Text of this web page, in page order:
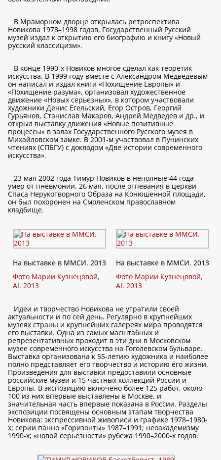
В Мраморном дворце открылась ретроспектива
Новикова 1978–1998 годов, Государственный Русский
музей издал к открытию его биографию и книгу «Новый
русский классицизм».
В конце 1990-х Новиков многое сделал как теоретик
искусства. В 1999 году вместе с Александром Медведевым
он написал и издал книги «Похищение Европы» и
«Похищение разума», организовал художественное
движение «Новых серьезных», в котором участвовали
художники Денис Егельский, Егор Остров, Георгий
Гурьянов, Станислав Макаров, Андрей Медведев и др., и
открыл выставку движения «Новые позитивные
процессы» в залах Государственного Русского музея в
Михайловском замке. В 2001-м участвовал в Пунинских
чтениях (СПБГУ) с докладом «Две истории современного
искусства».
23 мая 2002 года Тимур Новиков в неполные 44 года
умер от пневмонии. 26 мая, после отпевания в церкви
Спаса Нерукотворного Образа на Конюшенной площади,
он был похоронен на Смоленском православном
кладбище.
На выставке в ММСИ. 2013
Фото Марии Кузнецовой,
AI. 2013
На выставке в ММСИ. 2013
Фото Марии Кузнецовой,
AI. 2013
Идеи и творчество Новикова не утратили своей
актуальности и по сей день. Регулярно в крупнейших
музеях страны и крупнейших галереях мира проводятся
его выставки. Одна из самых масштабных и
репрезентативных проходит в эти дни в Московском
музее современного искусства на Гоголевском бульваре.
Выставка организована к 55-летию художника и наиболее
полно представляет его творчество и историю его жизни.
Произведения для выставки предоставили основные
российские музеи и 15 частных коллекций России и
Европы. В экспозицию включено более 125 работ, около
100 из них впервые выставлены в Москве, и
значительная часть впервые показана в России. Разделы
экспозиции посвящены основным этапам творчества
Новикова: экспрессивной живописи и графике 1978–1980-
х; серии панно «Горизонты» 1987–1991; неоакадемизму
1990-х; «новой серьезности» рубежа 1990–2000-х годов.